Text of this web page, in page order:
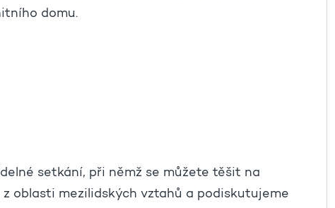
domu.
setkání, při němž se můžete těšit na
oblasti mezilidských vztahů a podiskutujeme